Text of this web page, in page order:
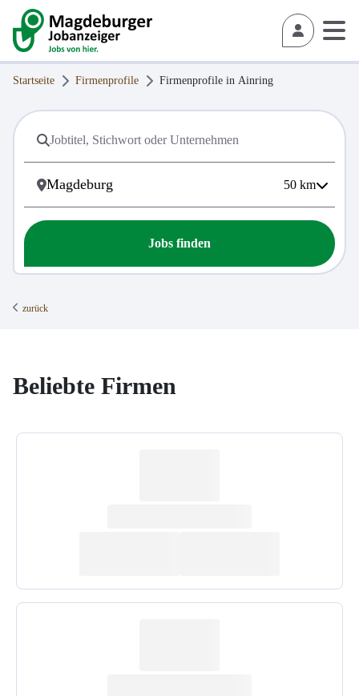
Startseite Firmenprofile Firmenprofile in Ainring
50 km
Jobs finden
zurück
Beliebte Firmen